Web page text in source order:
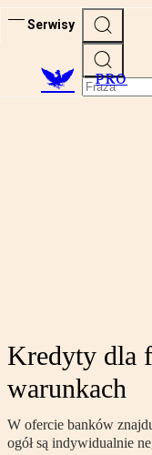
Serwisy
PRO
Kredyty dla
warunkach
W ofercie banków
ogół są indywidualnie